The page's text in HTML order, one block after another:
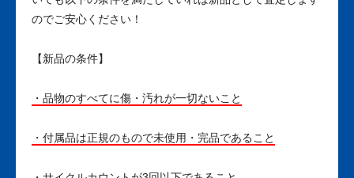
のでご安心ください！
【新品の条件】
・品物のすべてに傷・汚れが一切ないこと
・付属品は正規のもので未使用・完品であること